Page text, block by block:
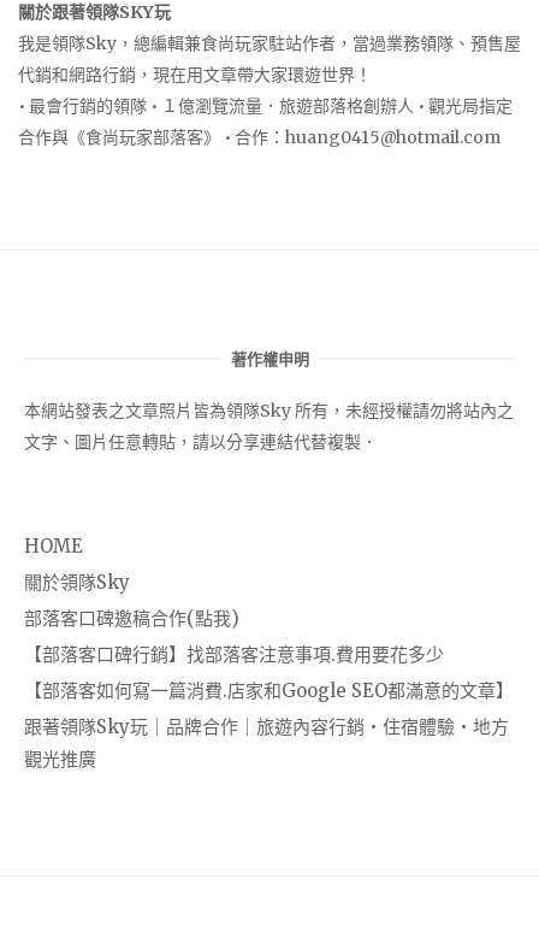
關於跟著領隊SKY玩
我是領隊Sky，總編輯兼食尚玩家駐站作者，當過業務領隊、預售屋
代銷和網路行銷，現在用文章帶大家環遊世界！
• 最會行銷的領隊 • １億瀏覽流量．旅遊部落格創辦人 • 觀光局指定
合作與《食尚玩家部落客》 • 合作： huang0415@hotmail.com
著作權申明
本網站發表之文章照片皆為領隊Sky 所有，未經授權請勿將站內之
文字、圖片任意轉貼，請以分享連結代替複製．
HOME
關於領隊Sky
部落客口碑邀稿合作(點我)
【部落客口碑行銷】找部落客注意事項.費用要花多少
【部落客如何寫一篇消費.店家和Google SEO都滿意的文章】
跟著領隊Sky玩｜品牌合作｜旅遊內容行銷・住宿體驗・地方
觀光推廣